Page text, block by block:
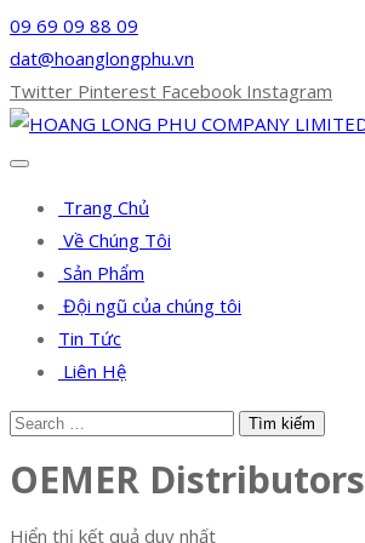
09 69 09 88 09
dat@hoanglongphu.vn
Twitter Pinterest Facebook Instagram
Trang Chủ
Về Chúng Tôi
Sản Phẩm
Đội ngũ của chúng tôi
Tin Tức
Liên Hệ
OEMER Distributors
Hiển thị kết quả duy nhất